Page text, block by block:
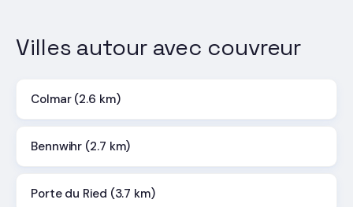
Villes autour avec couvreur
Colmar (2.6 km)
Bennwihr (2.7 km)
Porte du Ried (3.7 km)